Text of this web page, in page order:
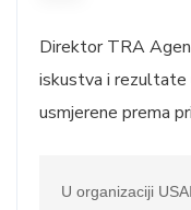
Direktor TRA
iskustva i rezultate
usmjerene prema
U organizaciji